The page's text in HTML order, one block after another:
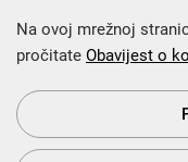
Krajnji primatelj
Europskog fonda za
Na ovoj mrežnoj
pročitate Obavijest o